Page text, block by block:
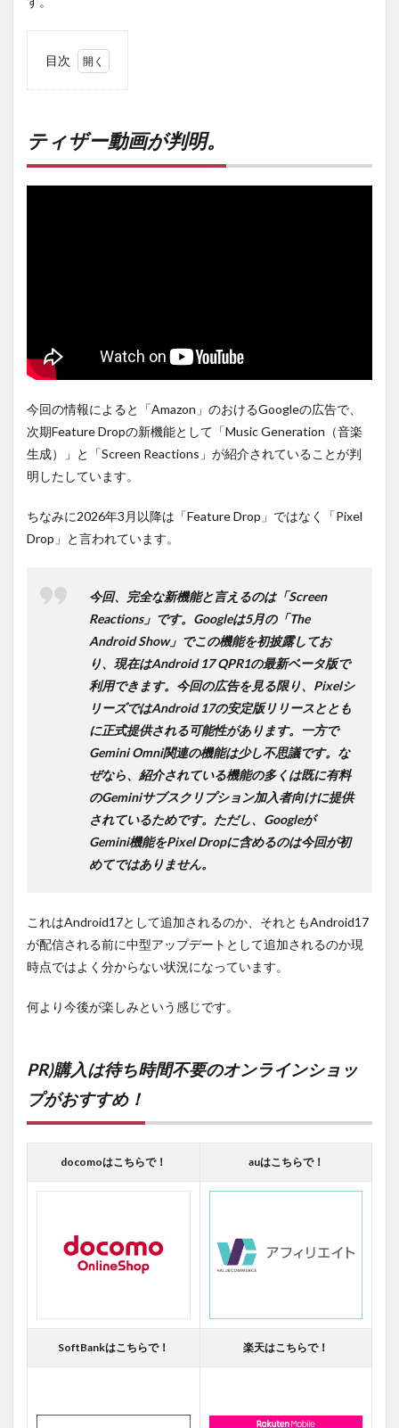
目次
動画
が判
明。
ョッ
プが
す
め！
ティザー動画が判明。
今回の情報によると「Amazon」のおけるGoogleの広告で、
次期Feature Dropの新機能として「Music Generation（音楽
生成）」と「Screen Reactions」が紹介されていることが判
明したしています。
ちなみに2026年3月以降は「Feature Drop」ではなく「Pixel
Drop」と言われています。
今回、完全な新機能と言えるのは「Screen
Reactions」です。Googleは5月の「The
Android Show」でこの機能を初披露してお
り、現在はAndroid 17 QPR1の最新ベータ版で
利用できます。今回の広告を見る限り、Pixelシ
リーズではAndroid 17の安定版リリースととも
に正式提供される可能性があります。一方で
Gemini Omni関連の機能は少し不思議です。な
ぜなら、紹介されている機能の多くは既に有料
のGeminiサブスクリプション加入者向けに提供
されているためです。ただし、Googleが
Gemini機能をPixel Dropに含めるのは今回が初
めてではありません。
これはAndroid17として追加されるのか、それともAndroid17
が配信される前に中型アップデートとして追加されるのか現
時点ではよく分からない状況になっています。
何より今後が楽しみという感じです。
PR)購入は待ち時間不要のオンラインショッ
プがおすすめ！
docomoはこちらで！ auはこちらで！
SoftBankはこちらで！ 楽天はこちらで！